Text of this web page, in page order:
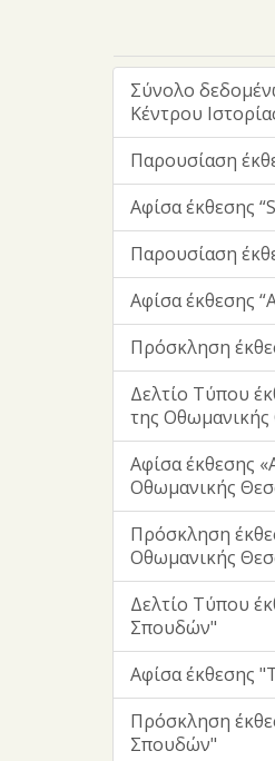
Σύνολο
Κέντρου
Παρουσίαση
Αφίσα έκθεσης
Παρουσίαση
Αφίσα έκθεσης
Πρόσκληση
Δελτίο Τύπου
της Οθωμανικής
Αφίσα έκθεσης
Οθωμανικής
Πρόσκληση
Οθωμανικής
Δελτίο Τύπου
Σπουδών"
Αφίσα έκθεσης
Πρόσκληση
Σπουδών"